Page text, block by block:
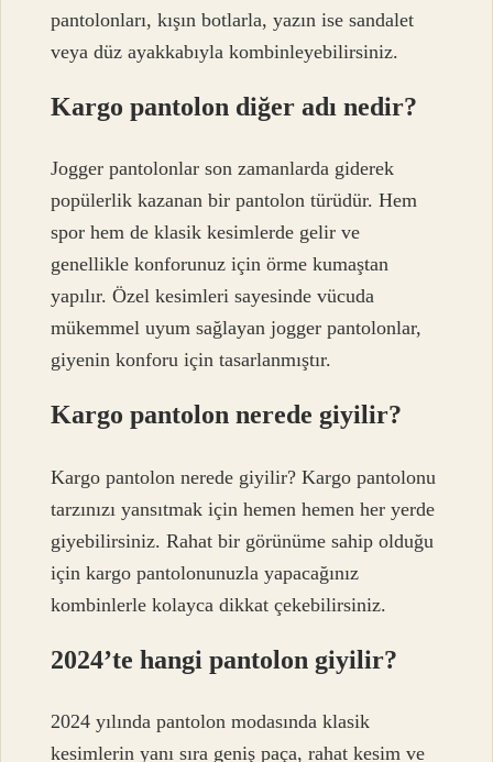
pantolonları, kışın botlarla, yazın ise sandalet
veya düz ayakkabıyla kombinleyebilirsiniz.
Kargo pantolon diğer adı nedir?
Jogger pantolonlar son zamanlarda giderek
popülerlik kazanan bir pantolon türüdür. Hem
spor hem de klasik kesimlerde gelir ve
genellikle konforunuz için örme kumaştan
yapılır. Özel kesimleri sayesinde vücuda
mükemmel uyum sağlayan jogger pantolonlar,
giyenin konforu için tasarlanmıştır.
Kargo pantolon nerede giyilir?
Kargo pantolon nerede giyilir? Kargo pantolonu
tarzınızı yansıtmak için hemen hemen her yerde
giyebilirsiniz. Rahat bir görünüme sahip olduğu
için kargo pantolonunuzla yapacağınız
kombinlerle kolayca dikkat çekebilirsiniz.
2024’te hangi pantolon giyilir?
2024 yılında pantolon modasında klasik
kesimlerin yanı sıra geniş paça, rahat kesim ve